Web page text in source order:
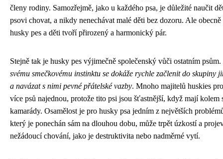
členy rodiny. Samozřejmě, jako u každého psa, je důležité naučit
psovi chovat, a nikdy nenechávat malé děti bez dozoru. Ale obecně
husky pes a děti tvoří přirozený a harmonický pár.
Stejně tak je husky pes výjimečně společenský vůči ostatním psům.
svému smečkovému instinktu se dokáže rychle začlenit do skupiny
a navázat s nimi pevné přátelské vazby. Mnoho majitelů huskies
více psů najednou, protože tito psi jsou šťastnější, když mají kolem
kamarády. Osamělost je pro husky psa jedním z největších
který je ponechán sám na dlouhou dobu, může trpět úzkostí a
nežádoucí chování, jako je destruktivita nebo nadměrné vytí.